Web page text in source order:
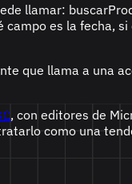
llamar:
es la fecha,
que llama a una
, con editores de
como una